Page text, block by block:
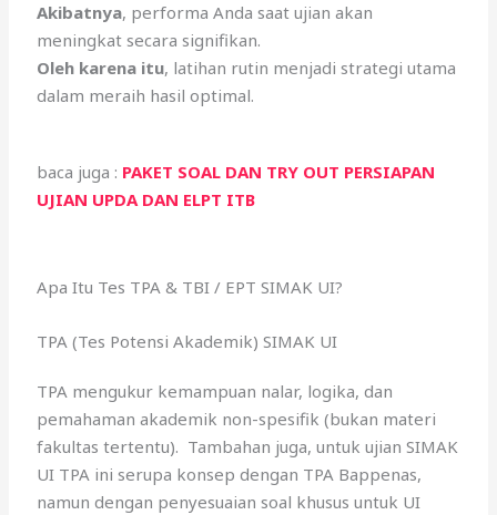
Akibatnya, performa Anda saat ujian akan
meningkat secara signifikan.
Oleh karena itu, latihan rutin menjadi strategi utama
dalam meraih hasil optimal.
baca juga : PAKET SOAL DAN TRY OUT PERSIAPAN
UJIAN UPDA DAN ELPT ITB
Apa Itu Tes TPA & TBI / EPT SIMAK UI?
TPA (Tes Potensi Akademik) SIMAK UI
TPA mengukur kemampuan nalar, logika, dan
pemahaman akademik non-spesifik (bukan materi
fakultas tertentu). Tambahan juga, untuk ujian SIMAK
UI TPA ini serupa konsep dengan TPA Bappenas,
namun dengan penyesuaian soal khusus untuk UI